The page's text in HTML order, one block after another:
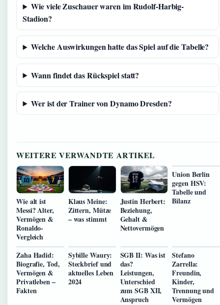
Wie viele Zuschauer waren im Rudolf-Harbig-
Stadion?
Welche Auswirkungen hatte das Spiel auf die Tabelle?
Wann findet das Rückspiel statt?
Wer ist der Trainer von Dynamo Dresden?
WEITERE VERWANDTE ARTIKEL
Wie alt ist
Messi? Alter,
Vermögen &
Ronaldo-
Vergleich
Klaus Meine:
Zittern, Mütze
– was stimmt
Justin Herbert:
Beziehung,
Gehalt &
Nettovermögen
Union Berlin
gegen HSV:
Tabelle und
Bilanz
Zaha Hadid:
Biografie, Tod,
Vermögen &
Privatleben –
Fakten
Sybille Waury:
Steckbrief und
aktuelles Leben
2024
SGB II: Was ist
das?
Leistungen,
Unterschied
zum SGB XII,
Anspruch
Stefano
Zarrella:
Freundin,
Kinder,
Trennung und
Vermögen